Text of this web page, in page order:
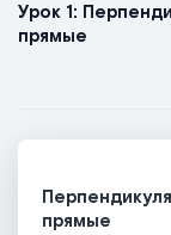
Урок 1:
прямые
прямые